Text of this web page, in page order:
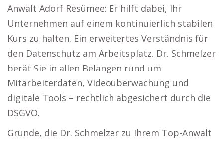
Anwalt Adorf Resümee: Er hilft dabei, Ihr
Unternehmen auf einem kontinuierlich stabilen
Kurs zu halten. Ein erweitertes Verständnis für
den Datenschutz am Arbeitsplatz. Dr. Schmelzer
berät Sie in allen Belangen rund um
Mitarbeiterdaten, Videoüberwachung und
digitale Tools – rechtlich abgesichert durch die
DSGVO.
Gründe, die Dr. Schmelzer zu Ihrem Top-Anwalt